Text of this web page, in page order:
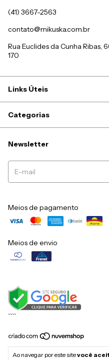
Ao navegar por este sitevocê
(41) 3667-2563
contato@mikuska.com.br
Rua Euclides da Cunha Ribas,
170
Links Úteis
Categorias
Newsletter
Meios de pagamento
Meios de envio
````
Copyright Mikuska Móveis -
reservados.